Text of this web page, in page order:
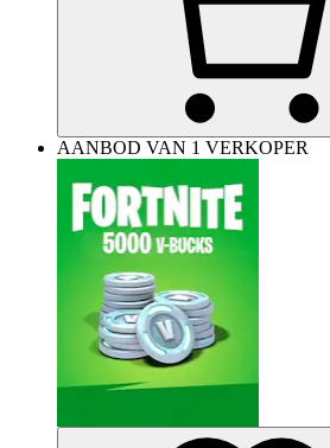
AANBOD VAN 1 VERKOPER